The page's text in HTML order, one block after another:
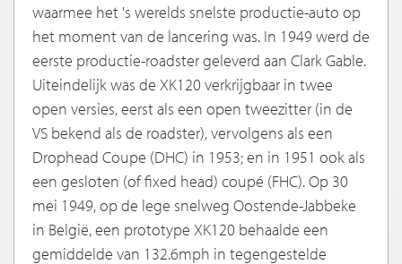
waarmee het 's werelds snelste productie-auto op
het moment van de lancering was. In 1949 werd de
eerste productie-roadster geleverd aan Clark Gable.
Uiteindelijk was de XK120 verkrijgbaar in twee
open versies, eerst als een open tweezitter (in de
VS bekend als de roadster), vervolgens als een
Drophead Coupe (DHC) in 1953; en in 1951 ook als
een gesloten (of fixed head) coupé (FHC). Op 30
mei 1949, op de lege snelweg Oostende-Jabbeke
in België, een prototype XK120 behaalde een
gemiddelde van 132.6mph in tegengestelde